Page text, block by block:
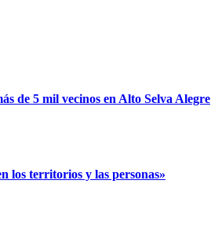
de 5 mil vecinos en Alto Selva Alegre
los territorios y las personas»